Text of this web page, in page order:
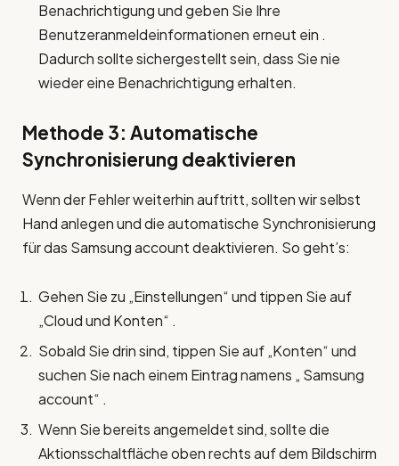
Benachrichtigung und geben Sie Ihre
Benutzeranmeldeinformationen erneut ein .
Dadurch sollte sichergestellt sein, dass Sie nie
wieder eine Benachrichtigung erhalten.
Methode 3: Automatische
Synchronisierung deaktivieren
Wenn der Fehler weiterhin auftritt, sollten wir selbst
Hand anlegen und die automatische Synchronisierung
für das Samsung account deaktivieren. So geht’s:
Gehen Sie zu „Einstellungen“ und tippen Sie auf
„Cloud und Konten“ .
Sobald Sie drin sind, tippen Sie auf „Konten“ und
suchen Sie nach einem Eintrag namens „ Samsung
account“ .
Wenn Sie bereits angemeldet sind, sollte die
Aktionsschaltfläche oben rechts auf dem Bildschirm